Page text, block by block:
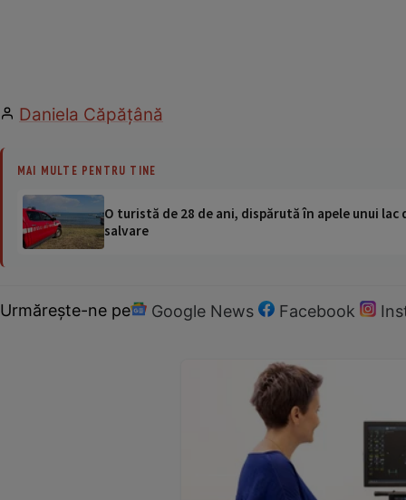
Daniela Căpăţână
MAI MULTE PENTRU TINE
O turistă de 28 de ani, dispărută în apele unui
salvare
Urmărește-ne pe Google News Facebook